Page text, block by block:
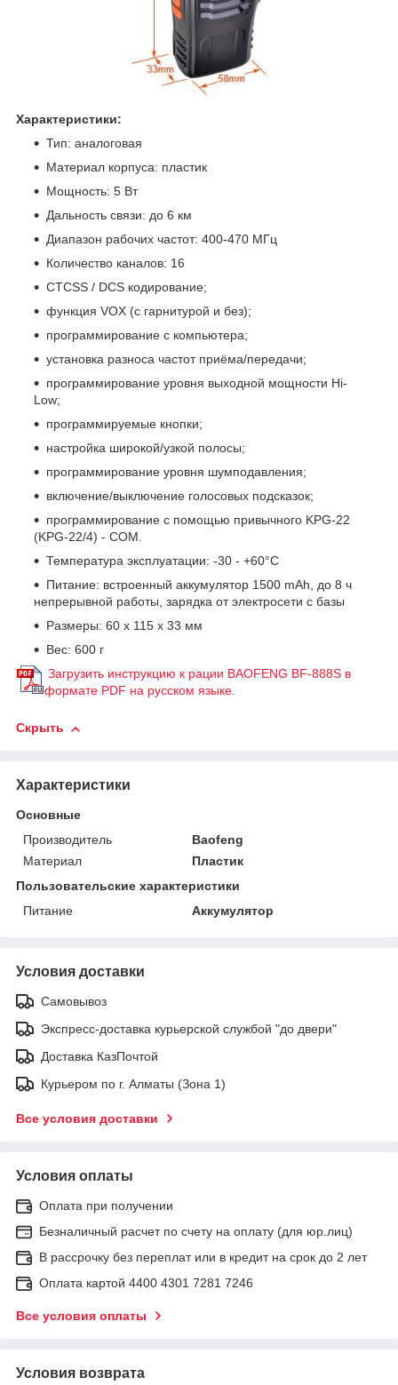
Характеристики:
Тип: аналоговая
Материал корпуса: пластик
Мощность: 5 Вт
Дальность связи: до 6 км
Диапазон рабочих частот: 400-470 МГц
Количество каналов: 16
CTCSS / DCS кодирование;
функция VOX (с гарнитурой и без);
программирование с компьютера;
установка разноса частот приёма/передачи;
программирование уровня выходной мощности Hi-
Low;
программируемые кнопки;
настройка широкой/узкой полосы;
программирование уровня шумподавления;
включение/выключение голосовых подсказок;
программирование с помощью привычного KPG-22
(KPG-22/4) - COM.
Температура эксплуатации: -30 - +60°С
Питание: встроенный аккумулятор 1500 mAh, до 8 ч
непрерывной работы, зарядка от электросети с базы
Размеры: 60 x 115 x 33 мм
Вес: 600 г
Загрузить инструкцию к рации BAOFENG BF-888S в
формате PDF на русском языке.
Скрыть
Характеристики
Основные
Производитель
Baofeng
Материал
Пластик
Пользовательские характеристики
Питание
Аккумулятор
Условия доставки
Самовывоз
Экспресс-доставка курьерской службой "до двери"
Доставка КазПочтой
Курьером по г. Алматы (Зона 1)
Все условия доставки
Условия оплаты
Оплата при получении
Безналичный расчет по счету на оплату (для юр.лиц)
В рассрочку без переплат или в кредит на срок до 2 лет
Оплата картой 4400 4301 7281 7246
Все условия оплаты
Условия возврата